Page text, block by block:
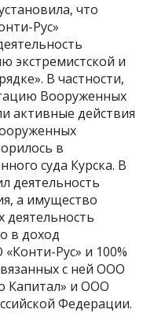
что
Рус»
экстремистской и
В частности,
Вооруженных
активные действия
в
суда Курска. В
деятельность
а имущество
в доход
«Конти-Рус» и 100%
с ней ООО
Капитал» и ООО
Федерации.